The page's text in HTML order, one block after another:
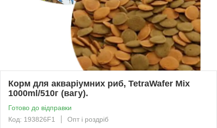
Корм для акваріумних риб, TetraWafer Mix
1000ml/510г (вагу).
Готово до відправки
Код: 193826F1
Опт і роздріб